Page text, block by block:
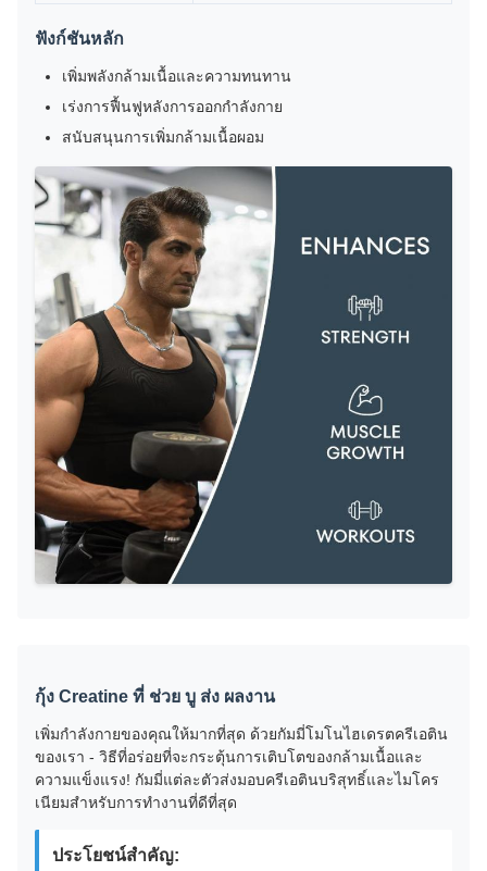
ฟังก์ชันหลัก
เพิ่มพลังกล้ามเนื้อและความทนทาน
เร่งการฟื้นฟูหลังการออกกําลังกาย
สนับสนุนการเพิ่มกล้ามเนื้อผอม
กุ้ง Creatine ที่ ช่วย บู ส่ง ผลงาน
เพิ่มกําลังกายของคุณให้มากที่สุด ด้วยกัมมี่โมโนไฮเดรตครีเอติน
ของเรา - วิธีที่อร่อยที่จะกระตุ้นการเติบโตของกล้ามเนื้อและ
ความแข็งแรง! กัมมี่แต่ละตัวส่งมอบครีเอตินบริสุทธิ์และไมโคร
เนียมสําหรับการทํางานที่ดีที่สุด
ประโยชน์สําคัญ: